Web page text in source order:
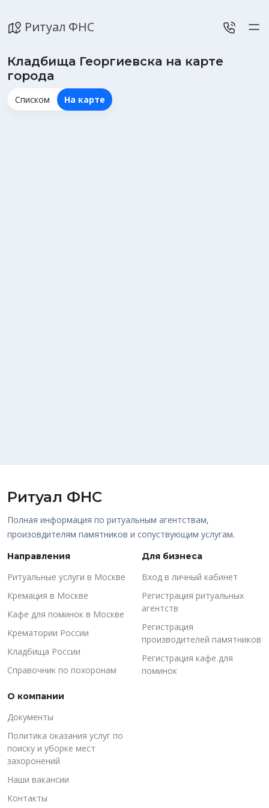
Ритуал ФНС
Кладбища Георгиевска на карте
города
Списком На карте
Ритуал ФНС
Полная информация по ритуальным агентствам,
произовдителям памятников и сопуствующим услугам.
Направления
Ритуальные услуги в Москве
Кремация в Москве
Кафе для поминок в Москве
Крематории России
Кладбища России
Справочник по похоронам
Для бизнеса
Вход в личный кабинет
Регистрация ритуальных
агентств
Регистрация
производителей памятников
Регистрация кафе для
поминок
О компании
Документы
Политика оказания услуг по
поиску и уборке мест
захоронений
Наши вакансии
Контакты